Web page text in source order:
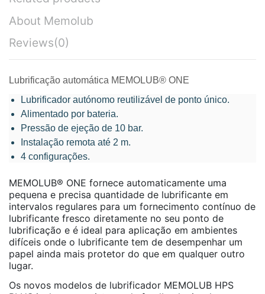
About Memolub
Reviews(0)
Lubrificação automática MEMOLUB® ONE
Lubrificador autónomo reutilizável de ponto único.
Alimentado por bateria.
Pressão de ejeção de 10 bar.
Instalação remota até 2 m.
4 configurações.
MEMOLUB® ONE fornece automaticamente uma
pequena e precisa quantidade de lubrificante em
intervalos regulares para um fornecimento contínuo de
lubrificante fresco diretamente no seu ponto de
lubrificação e é ideal para aplicação em ambientes
difíceis onde o lubrificante tem de desempenhar um
papel ainda mais protetor do que em qualquer outro
lugar.
Os novos modelos de lubrificador MEMOLUB HPS